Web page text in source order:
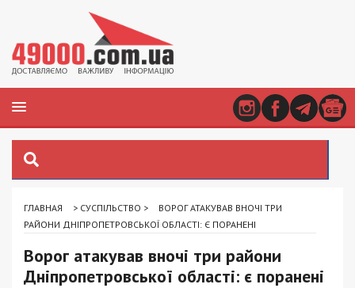
ГЛАВНАЯ > СУСПІЛЬСТВО >
ВОРОГ АТАКУВАВ ВНОЧІ ТРИ
РАЙОНИ ДНІПРОПЕТРОВСЬКОЇ ОБЛАСТІ: Є ПОРАНЕНІ
Ворог атакував вночі три райони
Дніпропетровської області: є поранені